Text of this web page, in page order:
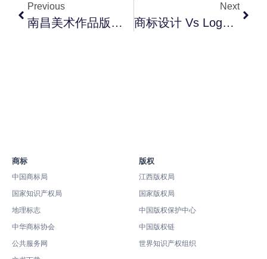
Previous
南昌美术作品版权登记：设计师与品牌方必看的6类作品保护方案
Next
商标设计 Vs Logo 设计：南昌创业者最容易混淆的3件事
商标
中国商标局
国家知识产权局
地理标志
中华商标协会
公共服务网
版权
江西版权局
国家版权局
中国版权保护中心
中国版权链
世界知识产权组织